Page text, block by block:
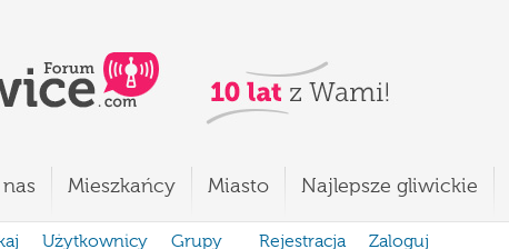
Mieszkańcy Miasto Najlepsze gliwickie
Użytkownicy Grupy Rejestracja
Zaloguj